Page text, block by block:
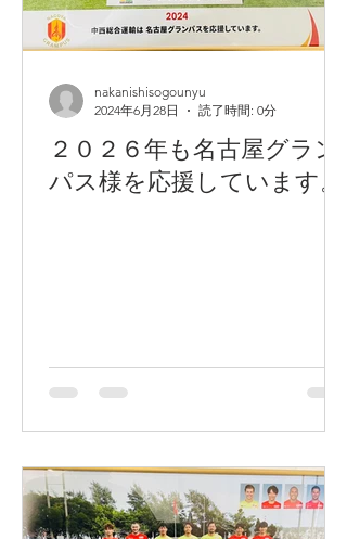
２０２６年も名古屋グラン
パス様を応援しています。
nakanishisogounyu
2024年6月28日
読了時間: 0分